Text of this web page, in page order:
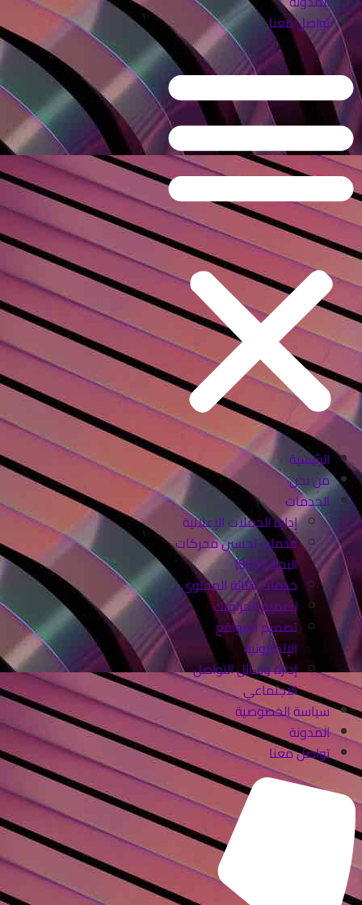
تواصل معنا
الرئيسية
من نحن
الخدمات
إدارة الحملات الإعلانية
خدمات تحسين محركات
البحث (SEO)
خدمات كتابة المحتوى
تصميم الجرافيك
تصميم المواقع
الإلكترونية
إدارة وسائل التواصل
الاجتماعي
سياسة الخصوصية
المدونة
تواصل معنا